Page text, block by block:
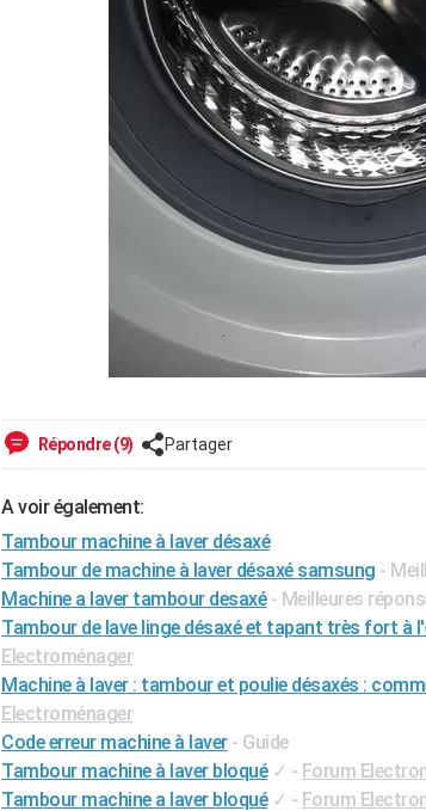
Répondre (9) Partager
A voir également:
Tambour machine à laver désaxé
Tambour de machine à laver désaxé samsung -
Machine a laver tambour desaxé - Meilleures
Tambour de lave linge désaxé et tapant très fort à
Electroménager
Machine à laver : tambour et poulie désaxés :
Electroménager
Code erreur machine à laver - Guide
Tambour machine à laver bloqué ✓ - Forum
Tambour machine a laver bloqué ✓ - Forum